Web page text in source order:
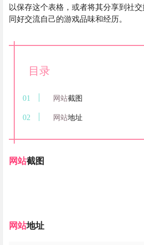
以保存这个表格，或者将其分享到社
同好交流自己的游戏品味和经历。
目录
网站截图
网站地址
网站截图
网站地址